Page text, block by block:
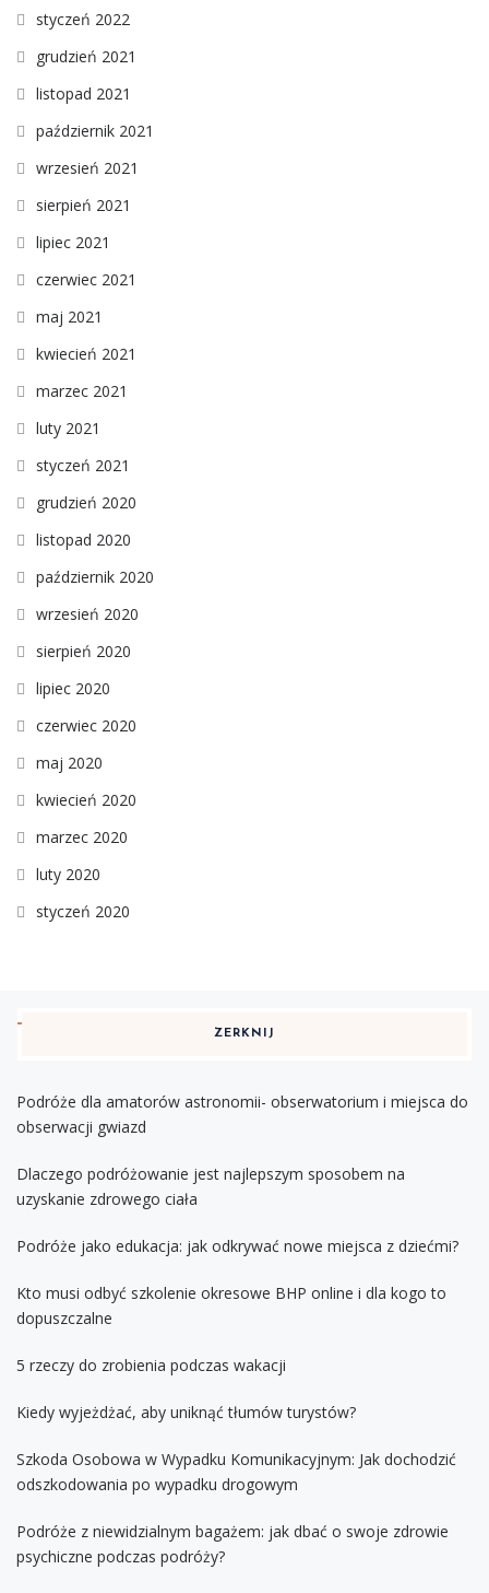
styczeń 2022
grudzień 2021
listopad 2021
październik 2021
wrzesień 2021
sierpień 2021
lipiec 2021
czerwiec 2021
maj 2021
kwiecień 2021
marzec 2021
luty 2021
styczeń 2021
grudzień 2020
listopad 2020
październik 2020
wrzesień 2020
sierpień 2020
lipiec 2020
czerwiec 2020
maj 2020
kwiecień 2020
marzec 2020
luty 2020
styczeń 2020
ZERKNIJ
Podróże dla amatorów astronomii- obserwatorium i miejsca do
obserwacji gwiazd
Dlaczego podróżowanie jest najlepszym sposobem na
uzyskanie zdrowego ciała
Podróże jako edukacja: jak odkrywać nowe miejsca z dziećmi?
Kto musi odbyć szkolenie okresowe BHP online i dla kogo to
dopuszczalne
5 rzeczy do zrobienia podczas wakacji
Kiedy wyjeżdżać, aby uniknąć tłumów turystów?
Szkoda Osobowa w Wypadku Komunikacyjnym: Jak dochodzić
odszkodowania po wypadku drogowym
Podróże z niewidzialnym bagażem: jak dbać o swoje zdrowie
psychiczne podczas podróży?